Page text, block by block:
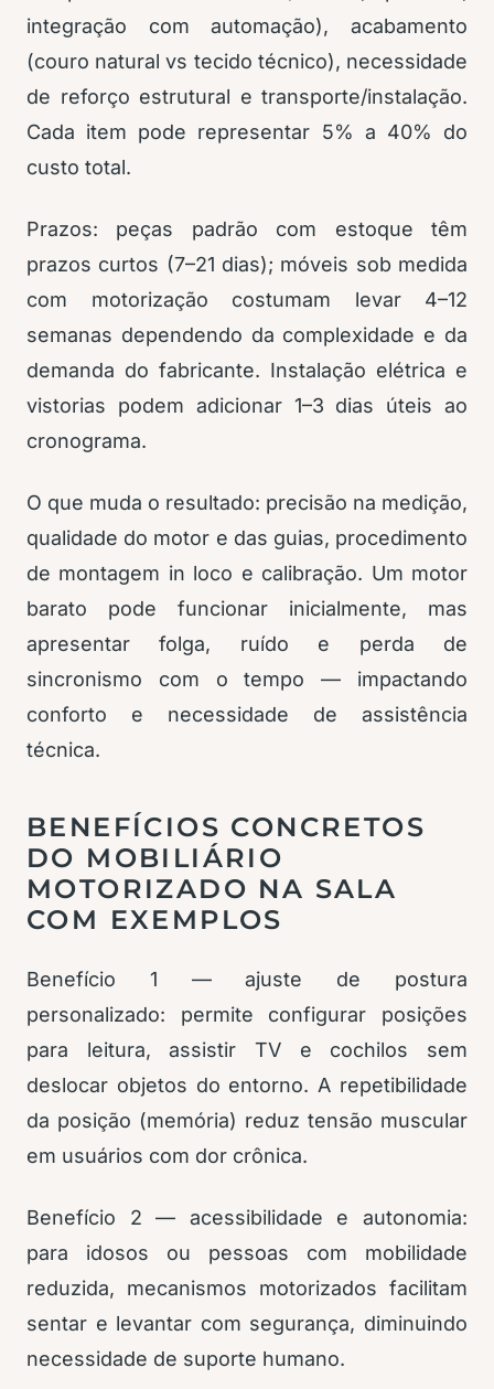
integração com automação), acabamento
(couro natural vs tecido técnico), necessidade
de reforço estrutural e transporte/instalação.
Cada item pode representar 5% a 40% do
custo total.
Prazos: peças padrão com estoque têm
prazos curtos (7–21 dias); móveis sob medida
com motorização costumam levar 4–12
semanas dependendo da complexidade e da
demanda do fabricante. Instalação elétrica e
vistorias podem adicionar 1–3 dias úteis ao
cronograma.
O que muda o resultado: precisão na medição,
qualidade do motor e das guias, procedimento
de montagem in loco e calibração. Um motor
barato pode funcionar inicialmente, mas
apresentar folga, ruído e perda de
sincronismo com o tempo — impactando
conforto e necessidade de assistência
técnica.
BENEFÍCIOS CONCRETOS
DO MOBILIÁRIO
MOTORIZADO NA SALA
COM EXEMPLOS
Benefício 1 — ajuste de postura
personalizado: permite configurar posições
para leitura, assistir TV e cochilos sem
deslocar objetos do entorno. A repetibilidade
da posição (memória) reduz tensão muscular
em usuários com dor crônica.
Benefício 2 — acessibilidade e autonomia:
para idosos ou pessoas com mobilidade
reduzida, mecanismos motorizados facilitam
sentar e levantar com segurança, diminuindo
necessidade de suporte humano.